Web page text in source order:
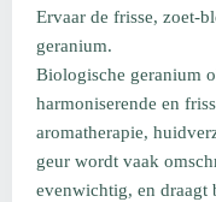
Ervaar de frisse, zoet-
geranium.
Biologische geranium
harmoniserende en
aromatherapie,
geur wordt vaak
evenwichtig, en draagt